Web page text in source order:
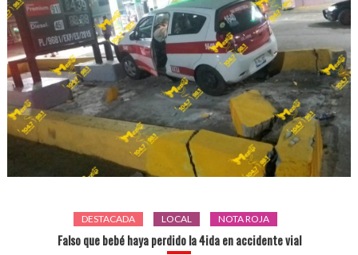
DESTACADA LOCAL NOTA ROJA
Falso que bebé haya perdido la 4ida en accidente vial